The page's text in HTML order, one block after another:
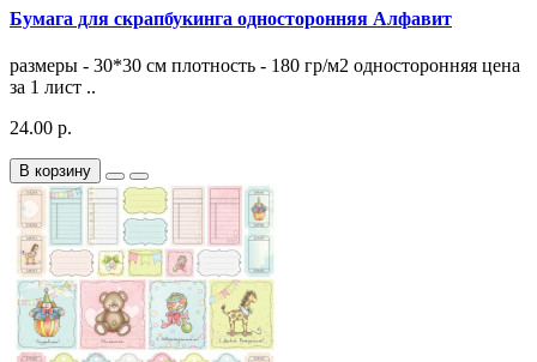
Бумага для скрапбукинга односторонняя Алфавит
размеры - 30*30 см плотность - 180 гр/м2 односторонняя цена
за 1 лист ..
24.00 р.
В корзину